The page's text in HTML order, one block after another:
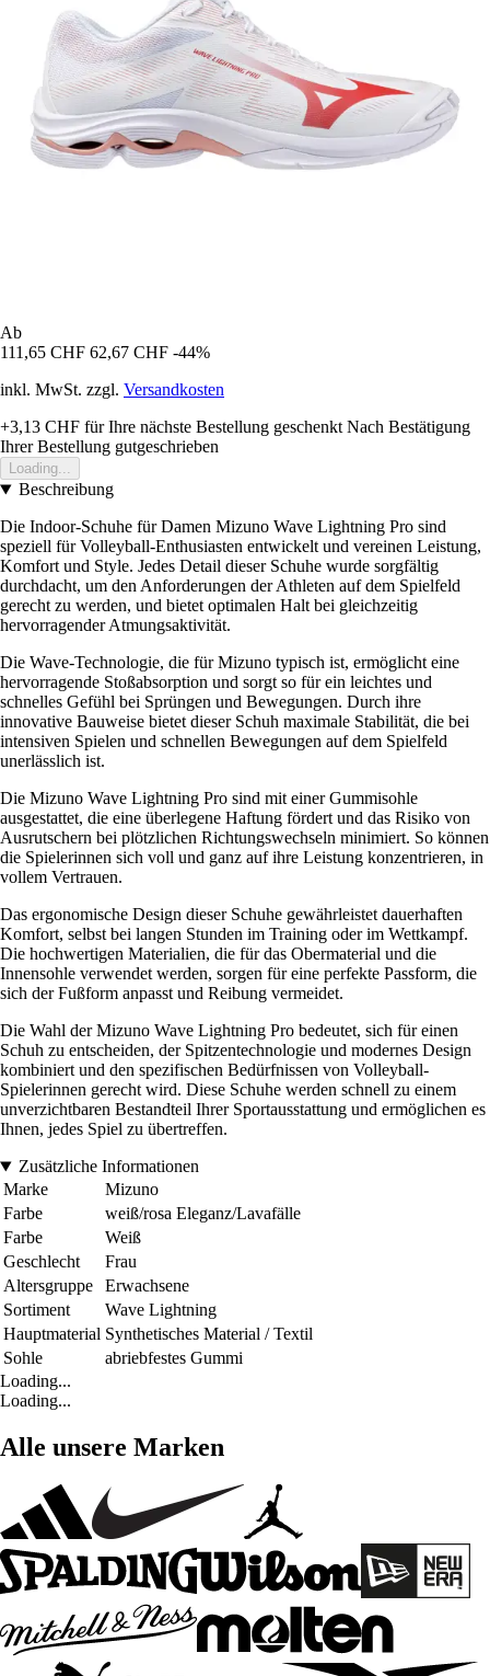
Ab
111,65 CHF 62,67 CHF -44%
inkl. MwSt. zzgl. Versandkosten
+3,13 CHF für Ihre nächste Bestellung geschenkt Nach Bestätigung
Ihrer Bestellung gutgeschrieben
Loading...
Beschreibung
Die Indoor-Schuhe für Damen Mizuno Wave Lightning Pro sind
speziell für Volleyball-Enthusiasten entwickelt und vereinen Leistung,
Komfort und Style. Jedes Detail dieser Schuhe wurde sorgfältig
durchdacht, um den Anforderungen der Athleten auf dem Spielfeld
gerecht zu werden, und bietet optimalen Halt bei gleichzeitig
hervorragender Atmungsaktivität.
Die Wave-Technologie, die für Mizuno typisch ist, ermöglicht eine
hervorragende Stoßabsorption und sorgt so für ein leichtes und
schnelles Gefühl bei Sprüngen und Bewegungen. Durch ihre
innovative Bauweise bietet dieser Schuh maximale Stabilität, die bei
intensiven Spielen und schnellen Bewegungen auf dem Spielfeld
unerlässlich ist.
Die Mizuno Wave Lightning Pro sind mit einer Gummisohle
ausgestattet, die eine überlegene Haftung fördert und das Risiko von
Ausrutschern bei plötzlichen Richtungswechseln minimiert. So können
die Spielerinnen sich voll und ganz auf ihre Leistung konzentrieren, in
vollem Vertrauen.
Das ergonomische Design dieser Schuhe gewährleistet dauerhaften
Komfort, selbst bei langen Stunden im Training oder im Wettkampf.
Die hochwertigen Materialien, die für das Obermaterial und die
Innensohle verwendet werden, sorgen für eine perfekte Passform, die
sich der Fußform anpasst und Reibung vermeidet.
Die Wahl der Mizuno Wave Lightning Pro bedeutet, sich für einen
Schuh zu entscheiden, der Spitzentechnologie und modernes Design
kombiniert und den spezifischen Bedürfnissen von Volleyball-
Spielerinnen gerecht wird. Diese Schuhe werden schnell zu einem
unverzichtbaren Bestandteil Ihrer Sportausstattung und ermöglichen es
Ihnen, jedes Spiel zu übertreffen.
Zusätzliche Informationen
Marke
Mizuno
Farbe
weiß/rosa Eleganz/Lavafälle
Farbe
Weiß
Geschlecht
Frau
Altersgruppe
Erwachsene
Sortiment
Wave Lightning
Hauptmaterial Synthetisches Material / Textil
Sohle
abriebfestes Gummi
Loading...
Loading...
Alle unsere Marken